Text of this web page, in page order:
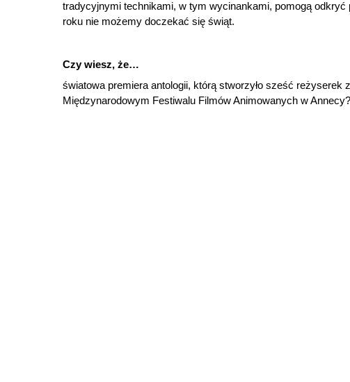
tradycyjnymi technikami, w tym wycinankami, pomogą
roku nie możemy doczekać się świąt.
Czy wiesz, że…
światowa premiera antologii, którą stworzyło sześć reżyserek
Międzynarodowym Festiwalu Filmów Animowanych w Annecy?